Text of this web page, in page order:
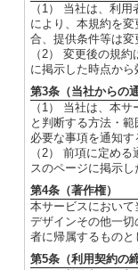
（1） 当社は、利
により、本規約を
合、提供条件等は変
（2） 変更後の規
に掲示した時点から
第3条（当社からの通
（1） 当社は、本
と判断する方法・
必要な事項を通知す
（2） 前項に定め
スのページに掲示し
第4条（著作権）
本サービスにおい
デザインその他一
者に帰属するものと
第5条（利用契約の締